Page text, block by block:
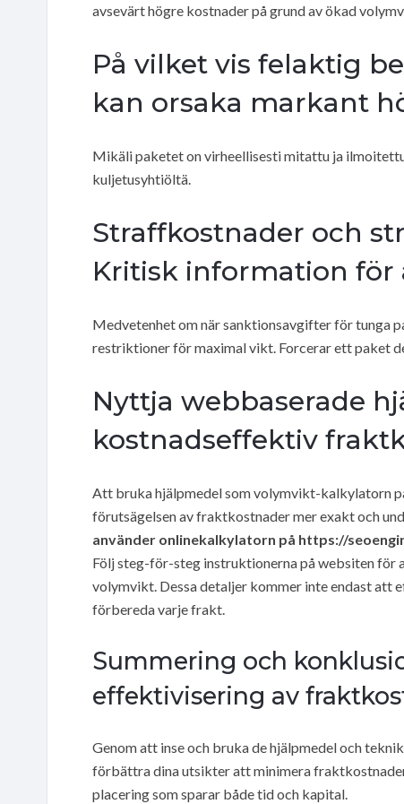
avsevärt högre kostnader på grund av ökad
På vilket vis felaktig
kan orsaka markant
Mikäli paketet on virheellisesti mitattu ja
kuljetusyhtiöltä.
Straffkostnader och
Kritisk information
Medvetenhet om när sanktionsavgifter för tunga
restriktioner för maximal vikt. Forcerar ett paket
Nyttja webbaserade
kostnadseffektiv
Att bruka hjälpmedel som volymvikt-kalkylatorn
förutsägelsen av fraktkostnader mer exakt och
använder onlinekalkylatorn på https://
Följ steg-för-steg instruktionerna på websiten för
volymvikt. Dessa detaljer kommer inte endast att
förbereda varje frakt.
Summering och
effektivisering av
Genom att inse och bruka de hjälpmedel och
förbättra dina utsikter att minimera
placering som sparar både tid och kapital.